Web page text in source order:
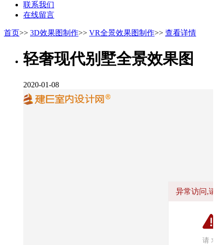
联系我们
在线留言
首页>> 3D效果图制作>> VR全景效果图制作>> 查看详情
轻奢现代别墅全景效果图
2020-01-08